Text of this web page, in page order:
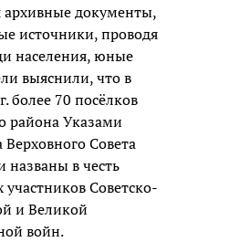
архивные документы,
источники, проводя
населения, юные
выяснили, что в
более 70 посёлков
района Указами
Совета
в честь
участников Советско-
и Великой
войн.